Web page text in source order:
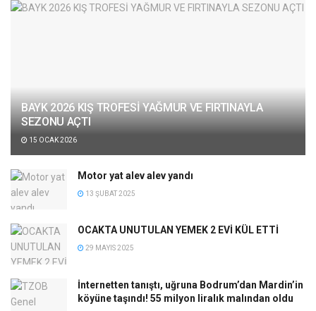
BAYK 2026 KIŞ TROFESİ YAĞMUR VE FIRTINAYLA
SEZONU AÇTI
15 OCAK 2026
Motor yat alev alev yandı
13 ŞUBAT 2025
OCAKTA UNUTULAN YEMEK 2 EVİ KÜL ETTİ
29 MAYIS 2025
İnternetten tanıştı, uğruna Bodrum’dan Mardin’in
köyüne taşındı! 55 milyon liralık malından oldu